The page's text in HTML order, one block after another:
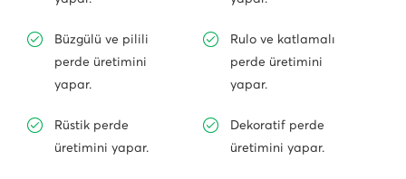
Büzgülü ve pilili
perde üretimini
yapar.
Rulo ve katlamalı
perde üretimini
yapar.
Rüstik perde
üretimini yapar.
Dekoratif perde
üretimini yapar.